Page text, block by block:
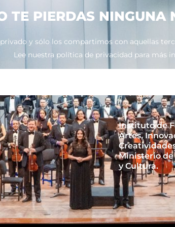
TE PIERDAS NINGUNA
y sólo los compartimos con aquellas
Lee nuestra política de privacidad para más
Instituto de
Artes,
Ministerio
y Cultura.